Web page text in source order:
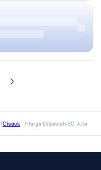
/Cisauk /Harga Dibawah 50 Juta